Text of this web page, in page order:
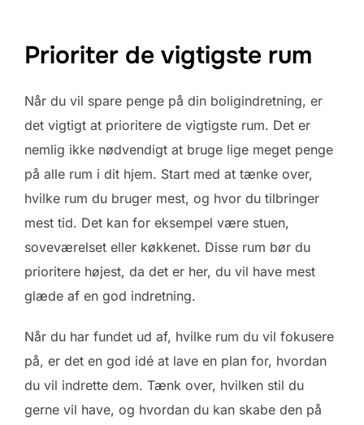
Prioriter de vigtigste rum
Når du vil spare penge på din boligindretning, er
det vigtigt at prioritere de vigtigste rum. Det er
nemlig ikke nødvendigt at bruge lige meget penge
på alle rum i dit hjem. Start med at tænke over,
hvilke rum du bruger mest, og hvor du tilbringer
mest tid. Det kan for eksempel være stuen,
soveværelset eller køkkenet. Disse rum bør du
prioritere højest, da det er her, du vil have mest
glæde af en god indretning.
Når du har fundet ud af, hvilke rum du vil fokusere
på, er det en god idé at lave en plan for, hvordan
du vil indrette dem. Tænk over, hvilken stil du
gerne vil have, og hvordan du kan skabe den på